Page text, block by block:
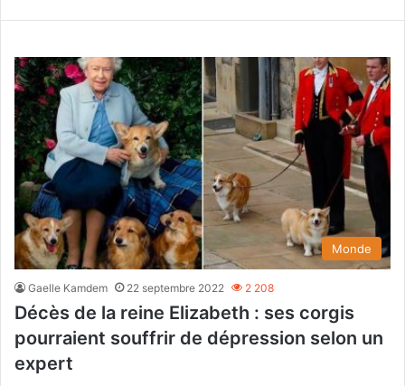
Monde
Gaelle Kamdem 22 septembre 2022 2 208
Décès de la reine Elizabeth : ses corgis
pourraient souffrir de dépression selon un
expert